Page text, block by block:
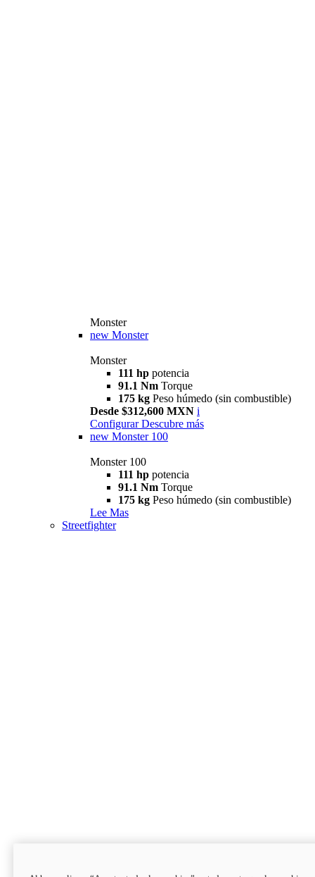
Monster
new Monster
Monster
111 hp potencia
91.1 Nm Torque
175 kg Peso húmedo (sin combustible)
Desde $312,600 MXN i
Configurar Descubre más
new Monster 100
Monster 100
111 hp potencia
91.1 Nm Torque
175 kg Peso húmedo (sin combustible)
Lee Mas
Streetfighter